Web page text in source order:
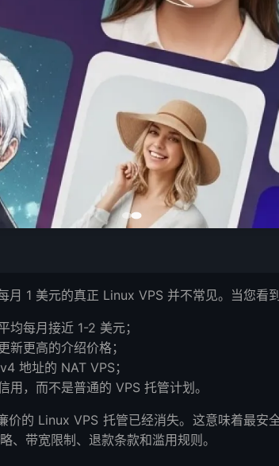
月 1 美元的真正 Linux VPS 并不常见。当您看
均每月接近 1-2 美元；
新更高的介绍价格；
地址的 NAT VPS；
用，而不是普通的 VPS 托管计划。
价的 Linux VPS 托管已经消失。这意味着最安
、带宽限制、退款条款和滥用规则。